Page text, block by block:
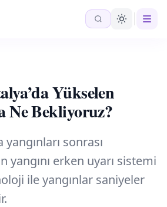
Yükselen
Ne Bekliyoruz?
sonrası
yangını erken uyarı sistemi
ile yangınlar saniyeler